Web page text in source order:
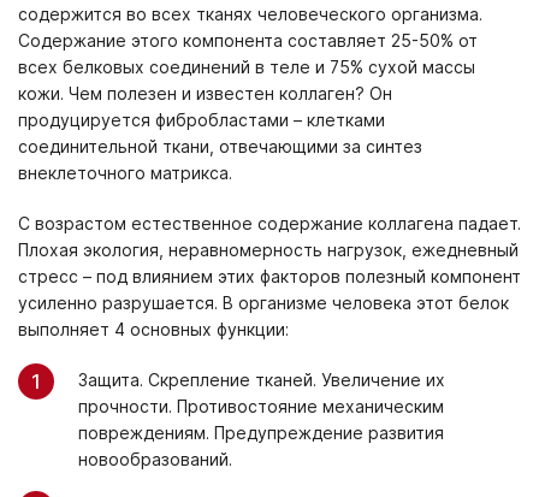
содержится во всех тканях человеческого организма.
Содержание этого компонента составляет 25-50% от
всех белковых соединений в теле и 75% сухой массы
кожи. Чем полезен и известен коллаген? Он
продуцируется фибробластами – клетками
соединительной ткани, отвечающими за синтез
внеклеточного матрикса.
С возрастом естественное содержание коллагена падает.
Плохая экология, неравномерность нагрузок, ежедневный
стресс – под влиянием этих факторов полезный компонент
усиленно разрушается. В организме человека этот белок
выполняет 4 основных функции:
Защита. Скрепление тканей. Увеличение их
прочности. Противостояние механическим
повреждениям. Предупреждение развития
новообразований.